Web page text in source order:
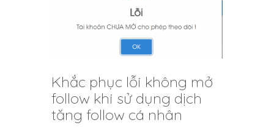
Khắc phục lỗi không mở
follow khi sử dụng dịch
tăng follow cá nhân